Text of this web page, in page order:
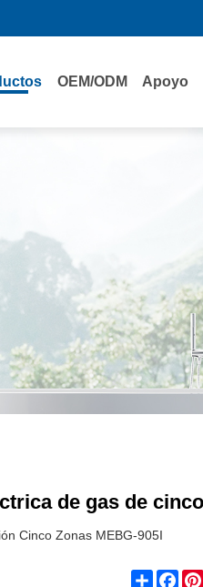
OEM/ODM Apoyo
de gas de
Cinco Zonas MEBG-905I
Share